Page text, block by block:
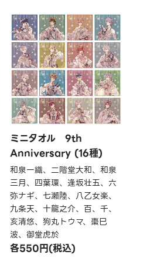
ミニタオル 9th
Anniversary (16種)
和泉一織、二階堂大和、和泉
三月、四葉環、逢坂壮五、六
弥ナギ、七瀬陸、八乙女楽、
九条天、十龍之介、百、千、
亥清悠、狗丸トウマ、棗巳
波、御堂虎於
各550円(税込)